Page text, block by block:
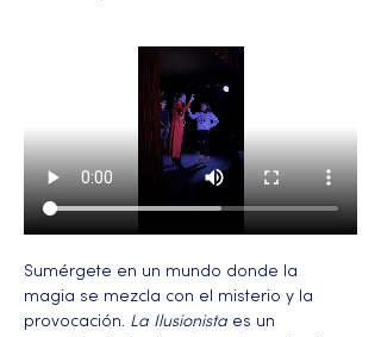
Sumérgete en un mundo donde la
magia se mezcla con el misterio y la
provocación. La Ilusionista es un